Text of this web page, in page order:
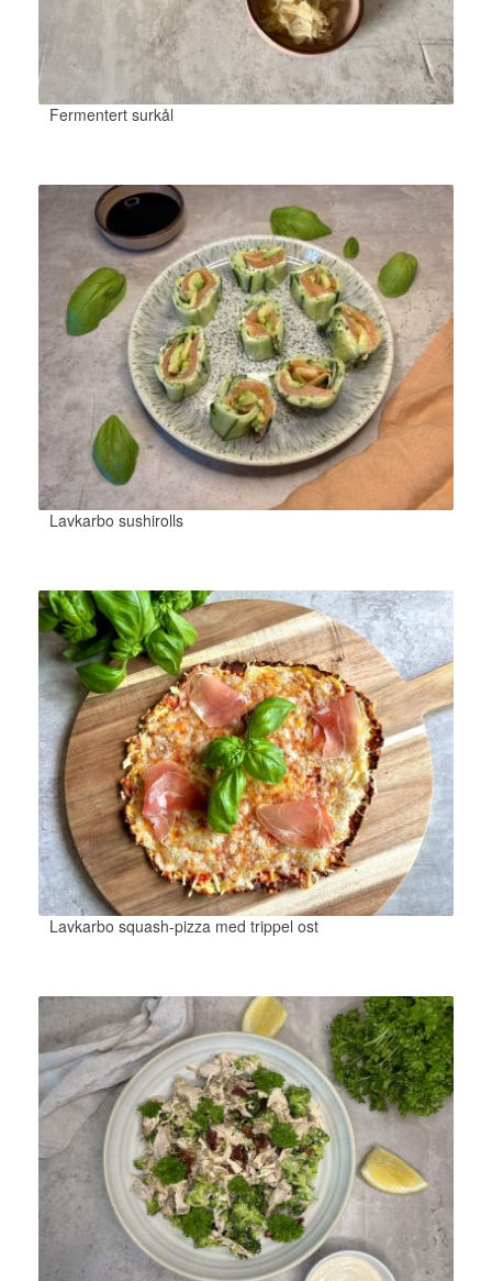
Fermentert surkål
Lavkarbo sushirolls
Lavkarbo squash-pizza med trippel ost